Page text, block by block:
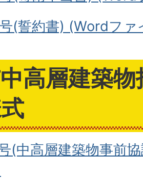
(誓約書) (Wordファ
高層建築
(中高層建築物事前